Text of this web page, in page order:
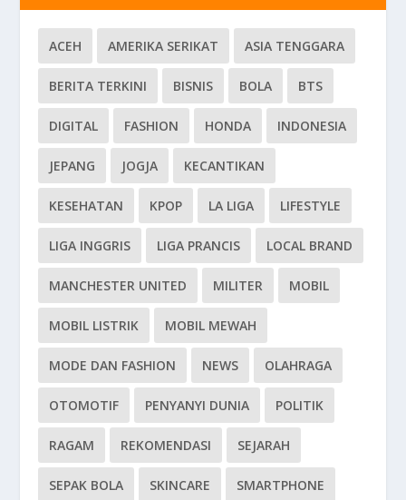
ACEH AMERIKA SERIKAT ASIA TENGGARA
BERITA TERKINI BISNIS BOLA BTS
DIGITAL FASHION HONDA INDONESIA
JEPANG JOGJA KECANTIKAN
KESEHATAN KPOP LA LIGA LIFESTYLE
LIGA INGGRIS LIGA PRANCIS LOCAL BRAND
MANCHESTER UNITED MILITER MOBIL
MOBIL LISTRIK MOBIL MEWAH
MODE DAN FASHION NEWS OLAHRAGA
OTOMOTIF PENYANYI DUNIA POLITIK
RAGAM REKOMENDASI SEJARAH
SEPAK BOLA SKINCARE SMARTPHONE